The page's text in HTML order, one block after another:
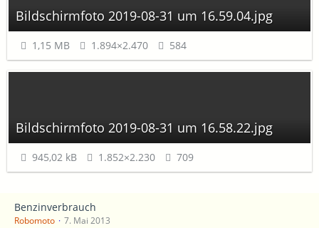
Bildschirmfoto 2019-08-31 um 16.59.04.jpg
1,15 MB 1.894×2.470 584
Bildschirmfoto 2019-08-31 um 16.58.22.jpg
945,02 kB 1.852×2.230 709
Benzinverbrauch
Robomoto 7. Mai 2013